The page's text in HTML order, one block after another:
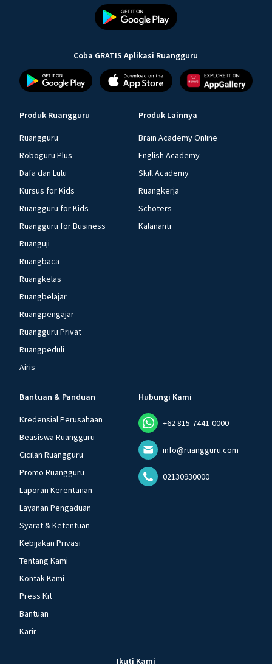
Coba GRATIS Aplikasi Ruangguru
Produk Ruangguru
Ruangguru
Roboguru Plus
Dafa dan Lulu
Kursus for Kids
Ruangguru for Kids
Ruangguru for Business
Ruanguji
Ruangbaca
Ruangkelas
Ruangbelajar
Ruangpengajar
Ruangguru Privat
Ruangpeduli
Airis
Produk Lainnya
Brain Academy Online
English Academy
Skill Academy
Ruangkerja
Schoters
Kalananti
Bantuan & Panduan
Kredensial Perusahaan
Beasiswa Ruangguru
Cicilan Ruangguru
Promo Ruangguru
Laporan Kerentanan
Layanan Pengaduan
Syarat & Ketentuan
Kebijakan Privasi
Tentang Kami
Kontak Kami
Press Kit
Bantuan
Karir
Hubungi Kami
+62 815-7441-0000
info@ruangguru.com
02130930000
Ikuti Kami